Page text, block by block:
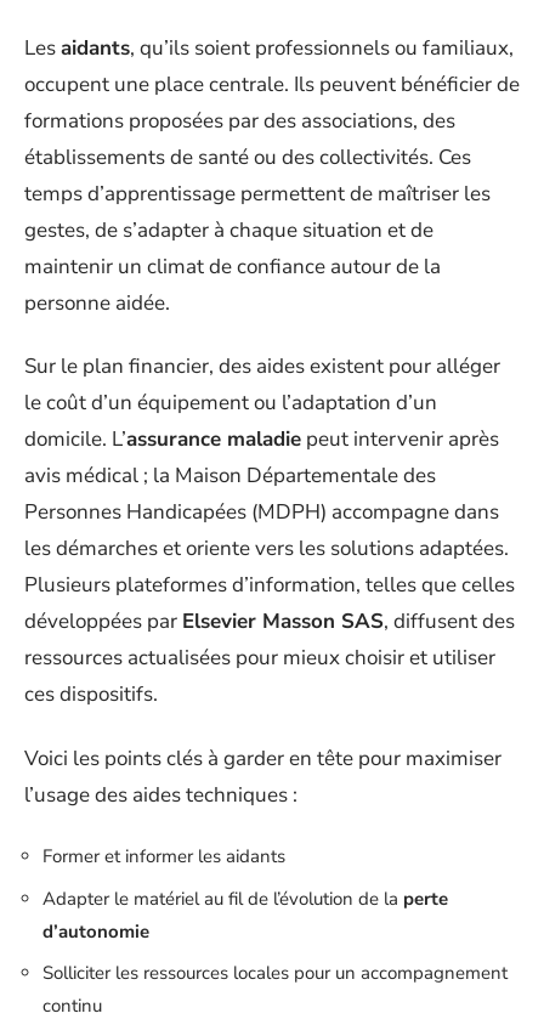
Lesaidants, qu’ils soient professionnels ou familiaux,
occupent une place centrale. Ils peuvent bénéficier de
formations proposées par des associations, des
établissements de santé ou des collectivités. Ces
temps d’apprentissage permettent de maîtriser les
gestes, de s’adapter à chaque situation et de
maintenir un climat de confiance autour de la
personne aidée.
Sur le plan financier, des aides existent pour alléger
le coût d’un équipement ou l’adaptation d’un
domicile. L’assurance maladie peut intervenir après
avis médical ; la Maison Départementale des
Personnes Handicapées (MDPH) accompagne dans
les démarches et oriente vers les solutions adaptées.
Plusieurs plateformes d’information, telles que celles
développées par Elsevier Masson SAS, diffusent des
ressources actualisées pour mieux choisir et utiliser
ces dispositifs.
Voici les points clés à garder en tête pour maximiser
l’usage des aides techniques :
Former et informer les aidants
Adapter le matériel au fil de l’évolution de la perte
d’autonomie
Solliciter les ressources locales pour un accompagnement
continu